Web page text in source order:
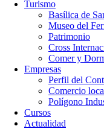
Turismo
Basílica de
Museo del
Patrimonio
Cross
Comer y
Empresas
Perfil del
Comercio
Polígono
Cursos
Actualidad